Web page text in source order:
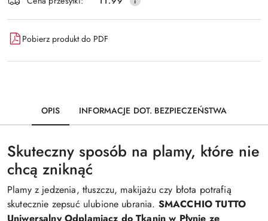
i
dostawa
Pobierz produkt do PDF
OPIS INFORMACJE DOT. BEZPIECZEŃSTWA
Skuteczny sposób na plamy, które nie
chcą zniknąć
Plamy z jedzenia, tłuszczu, makijażu czy błota potrafią
skutecznie zepsuć ulubione ubrania. SMACCHIO TUTTO